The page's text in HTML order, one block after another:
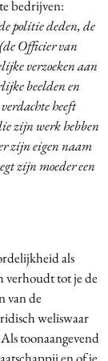
bedrijven:
politie deden, de
Officier van
verzoeken aan
beelden en
heeft
zijn werk hebben
zijn eigen naam
zijn moeder een
als
verhoudt tot je de
van de
weliswaar
toonaangevend